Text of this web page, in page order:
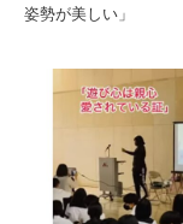
姿勢が美しい」